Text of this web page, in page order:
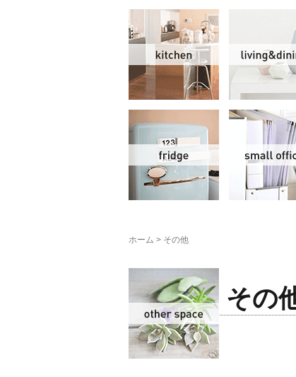
冷蔵庫
ホーム > その他
その